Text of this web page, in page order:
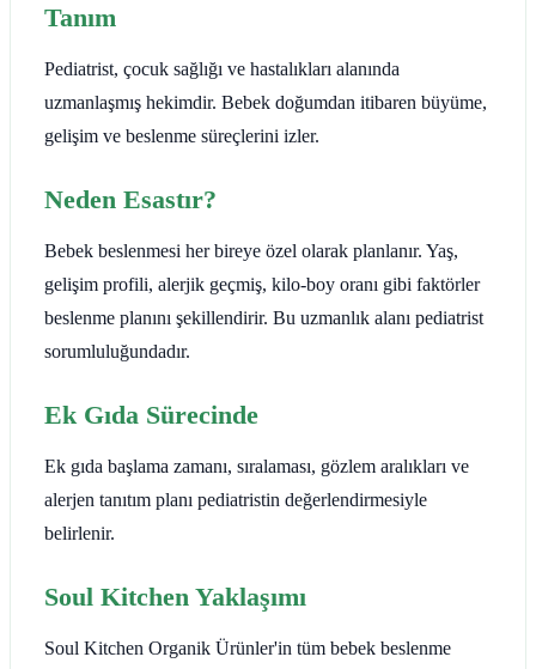
Tanım
Pediatrist, çocuk sağlığı ve hastalıkları alanında
uzmanlaşmış hekimdir. Bebek doğumdan itibaren büyüme,
gelişim ve beslenme süreçlerini izler.
Neden Esastır?
Bebek beslenmesi her bireye özel olarak planlanır. Yaş,
gelişim profili, alerjik geçmiş, kilo-boy oranı gibi faktörler
beslenme planını şekillendirir. Bu uzmanlık alanı pediatrist
sorumluluğundadır.
Ek Gıda Sürecinde
Ek gıda başlama zamanı, sıralaması, gözlem aralıkları ve
alerjen tanıtım planı pediatristin değerlendirmesiyle
belirlenir.
Soul Kitchen Yaklaşımı
Soul Kitchen Organik Ürünler'in tüm bebek beslenme